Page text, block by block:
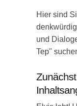
Hier sind
und
Tep"